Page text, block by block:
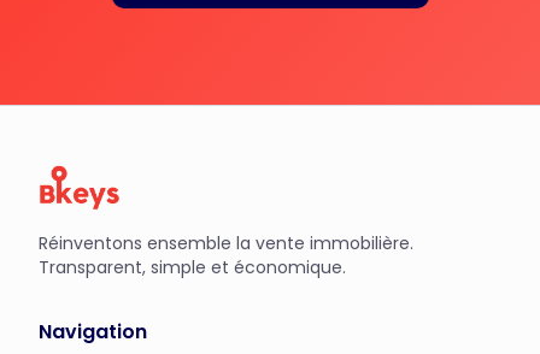
Réinventons ensemble la vente immobilière.
Transparent, simple et économique.
Navigation